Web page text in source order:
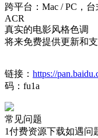
跨平台：Mac / PC，
ACR
真实的电影风格色调
将来免费提供更新和
链接： https://
码：fu1a
常见问题
1付费资源下载如遇问